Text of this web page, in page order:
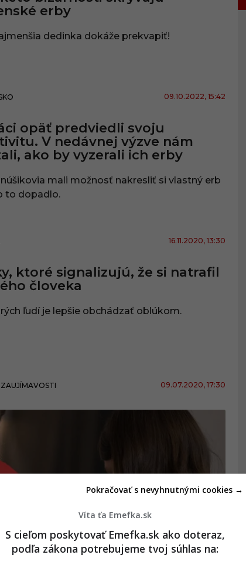
erby
dedinka dokáže prekvapiť!
09.10.2022, 15:42
opäť predviedli svoju
V nedávnej výzve nám
ako by vyzerali ich erby
mali možnosť nakresliť si vlastný erb
to dopadlo.
16.11.2020, 13:30
ktoré signalizujú, že si natrafil
človeka
ľudí je lepšie obchádzať oblúkom.
09.07.2020, 17:30
Víta ťa Emefka.sk
S cieľom poskytovať Emefka.sk ako doteraz,
podľa zákona potrebujeme tvoj súhlas na:
Pokračovať s nevyhnutnými cookies →